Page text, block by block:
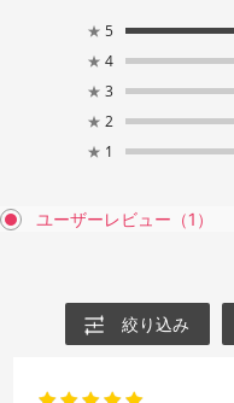
★ 5
★ 4
★ 3
★ 2
★ 1
ユーザーレビュー （1）
絞り込み